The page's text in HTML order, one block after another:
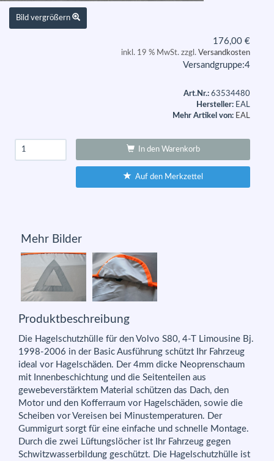
Bild vergrößern
176,00 €
inkl. 19 % MwSt. zzgl. Versandkosten
Versandgruppe:4
Art.Nr.: 63534480
Hersteller: EAL
Mehr Artikel von: EAL
In den Warenkorb
Auf den Merkzettel
Mehr Bilder
Produktbeschreibung
Die Hagelschutzhülle für den Volvo S80, 4-T Limousine Bj.
1998-2006 in der Basic Ausführung schützt Ihr Fahrzeug
ideal vor Hagelschäden. Der 4mm dicke Neoprenschaum
mit Innenbeschichtung und die Seitenteilen aus
gewebeverstärktem Material schützen das Dach, den
Motor und den Kofferraum vor Hagelschäden, sowie die
Scheiben vor Vereisen bei Minustemperaturen. Der
Gummigurt sorgt für eine einfache und schnelle Montage.
Durch die zwei Lüftungslöcher ist Ihr Fahrzeug gegen
Schwitzwasserbildung geschützt. Die Hagelschutzhülle ist